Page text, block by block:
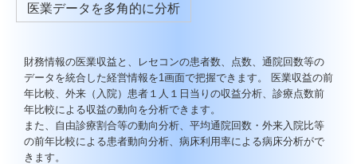
医業データを多角的に分析
財務情報の医業収益と、レセコンの患者数、点数、通院回数等の
データを統合した経営情報を1画面で把握できます。 医業収益の前
年比較、外来（入院）患者１人１日当りの収益分析、診療点数前
年比較による収益の動向を分析できます。
また、自由診療割合等の動向分析、平均通院回数・外来入院比等
の前年比較による患者動向分析、病床利用率による病床分析がで
きます。